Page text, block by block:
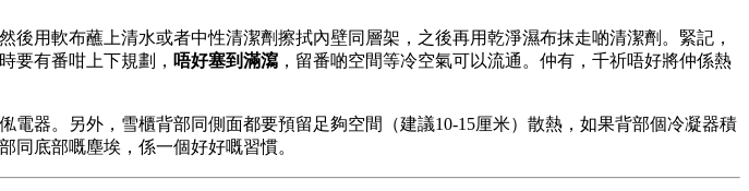
後用軟布蘸上清水或者中性清潔劑擦拭內壁同層架，之後再用乾淨濕布抹走啲清潔劑。緊記，
要有番咁上下規劃， 唔好塞到滿瀉 ，留番啲空間等冷空氣可以流通。仲有，千祈唔好將仲係熱
電器。另外，雪櫃背部同側面都要預留足夠空間（建議10-15厘米）散熱，如果背部個冷凝器積
同底部嘅塵埃，係一個好好嘅習慣。